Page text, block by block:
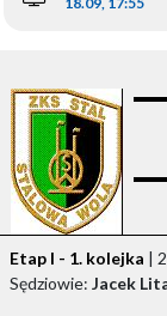
Etap I - 1. kolejka |
Sędziowie: Jacek